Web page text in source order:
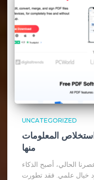
UNCATEGORIZED
المعلومات
منها
الحالي، أصبح الذكاء
خيال علمي. فقد تطورت